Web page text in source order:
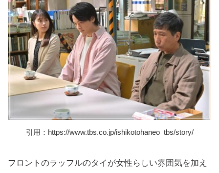
引用：https://www.tbs.co.jp/ishikotohaneo_tbs/story/
フロントのラッフルのタイが女性らしい雰囲気を加え